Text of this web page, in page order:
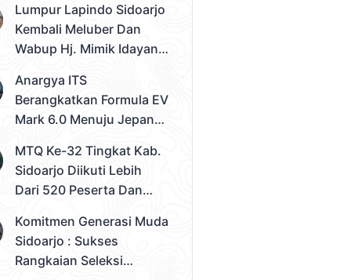
Lumpur Lapindo Sidoarjo
Kembali Meluber Dan
Wabup Hj. Mimik Idayana
Anargya ITS
Berangkatkan Formula EV
Mark 6.0 Menuju Jepang,
2026
MTQ Ke-32 Tingkat Kab.
Sidoarjo Diikuti Lebih
Dari 520 Peserta Dan
Juara Umum
Komitmen Generasi Muda
Sidoarjo : Sukses
Rangkaian Seleksi